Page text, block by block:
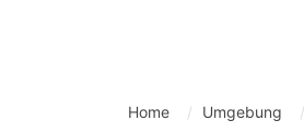
Home Umgebung